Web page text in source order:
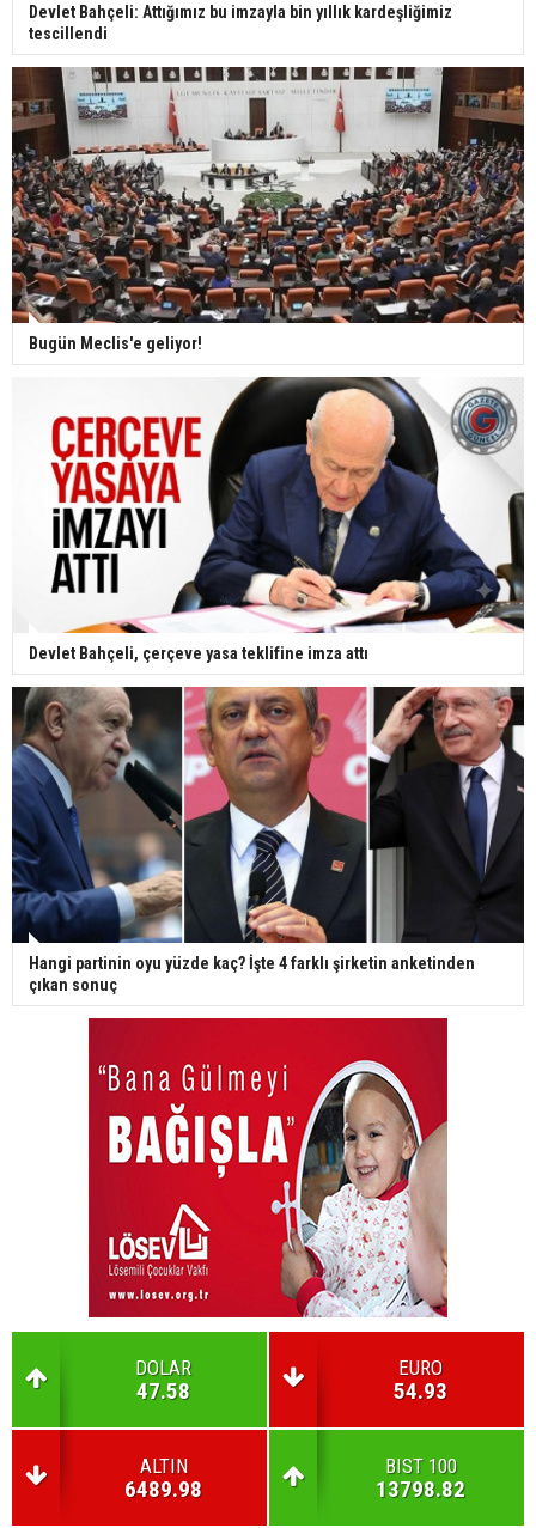
Devlet Bahçeli: Attığımız bu imzayla bin yıllık kardeşliğimiz
tescillendi
Bugün Meclis'e geliyor!
Devlet Bahçeli, çerçeve yasa teklifine imza attı
Hangi partinin oyu yüzde kaç? İşte 4 farklı şirketin anketinden
çıkan sonuç
DOLAR
47.58
EURO
54.93
ALTIN
6489.98
BIST 100
13798.82